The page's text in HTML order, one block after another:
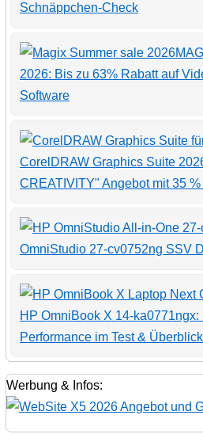
Schnäppchen-Check
2026: Bis zu 63% Rabatt auf
Software
CorelDRAW Graphics Suite
CREATIVITY" Angebot mit 35
OmniStudio 27-cv0752ng SSV
HP OmniBook X 14-ka0771ngx:
Performance im Test & Überblick
Werbung & Infos: